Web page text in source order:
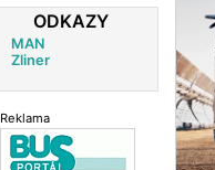
ODKAZY
MAN
Zliner
Reklama